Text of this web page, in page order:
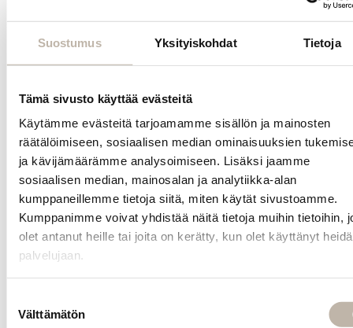
Suostumus Yksityiskohdat Tietoja
Tämä sivusto käyttää evästeitä
Käytämme evästeitä tarjoamamme sisällön ja mainosten
räätälöimiseen, sosiaalisen median ominaisuuksien
ja kävijämäärämme analysoimiseen. Lisäksi jaamme
sosiaalisen median, mainosalan ja analytiikka-alan
kumppaneillemme tietoja siitä, miten käytät sivustoamme.
Kumppanimme voivat yhdistää näitä tietoja muihin tietoihin,
olet antanut heille tai joita on kerätty, kun olet käyttänyt
palvelujaan.
valinta
Välttämätön
napakka tiheä
kreppi-look.
1x Boar Brush, -
1x Excellent
Edges
Piikkikampa
2x Hiusklipsi
2x Croc-klipsi
1x Suojahanska
poiketen tuote
Simonsen Beach